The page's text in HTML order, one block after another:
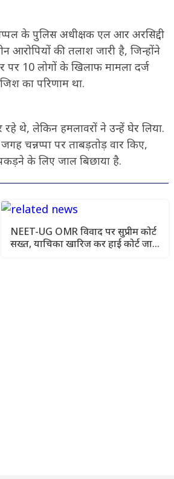
के पुलिस अधीक्षक एल आर अरसिद्दी
आरोपियों की तलाश जारी है, जिन्होंने
10 लोगों के खिलाफ मामला दर्ज
का परिणाम था.
थे, लेकिन हमलावरों ने उन्हें घेर लिया.
चन्नप्पा पर ताबड़तोड़ वार किए,
के लिए जाल बिछाया है.
NEET-UG OMR विवाद पर सुप्रीम कोर्ट
सख्त, याचिका खारिज कर हाई कोर्ट जाने